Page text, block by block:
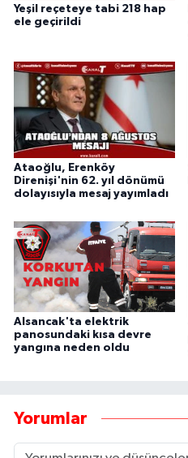
Yeşil reçeteye tabi 218 hap
ele geçirildi
Ataoğlu, Erenköy
Direnişi'nin 62. yıl dönümü
dolayısıyla mesaj yayımladı
Alsancak'ta elektrik
panosundaki kısa devre
yangına neden oldu
Yorumlar